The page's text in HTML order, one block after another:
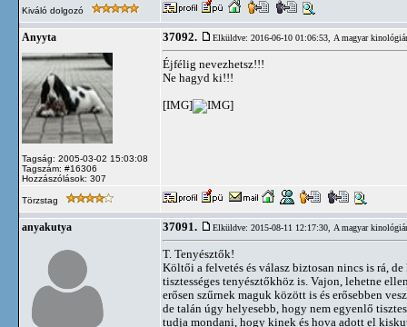
Kiváló dolgozó
Anyyta
Tagság: 2005-03-02 15:03:08
Tagszám: #16306
Hozzászólások: 307
37092. Elküldve: 2016-06-10 01:06:53, A magyar
Éjfélig nevezhetsz!!!
Ne hagyd ki!!!
[IMG]
Törzstag
anyakutya 37091. Elküldve: 2015-08-11 12:17:30, A magyar
T. Tenyésztők!
Költői a felvetés és válasz biztosan nincs is rá,
tisztességes tenyésztőkhöz is. Vajon, lehetne
erősen szűrnek maguk között is és erősebben
de talán úgy helyesebb, hogy nem egyenlő
tudja mondani, hogy kinek és hova adott el